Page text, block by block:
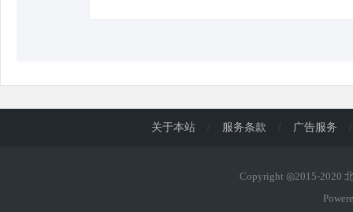
关于本站 / 服务条款 / 广告服务 /
Copyright ◎2015-2020